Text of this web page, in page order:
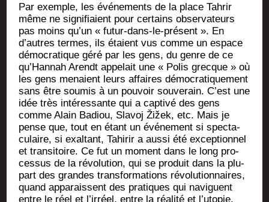
Par exemple, les évé­ne­ments de la place Tah­rir
même ne signi­fiaient pour cer­tains obser­va­teurs
pas moins qu’un « futur-dans-le-pré­sent ». En
d’autres termes, ils étaient vus comme un espace
démo­cra­tique géré par les gens, du genre de ce
qu’Hannah Arendt appe­lait une « Polis grecque » où
les gens menaient leurs affaires démo­cra­ti­que­ment
sans être sou­mis à un pou­voir sou­ve­rain. C’est une
idée très inté­res­sante qui a cap­ti­vé des gens
comme Alain Badiou, Sla­voj Žižek, etc. Mais je
pense que, tout en étant un évé­ne­ment si spec­ta­
cu­laire, si exal­tant, Tahi­rir a aus­si été excep­tion­nel
et tran­si­toire. Ce fut un moment dans le long pro­
ces­sus de la révo­lu­tion, qui se pro­duit dans la plu­
part des grandes trans­for­ma­tions révo­lu­tion­naires,
quand appa­raissent des pra­tiques qui naviguent
entre le réel et l’irréel, entre la réa­li­té et l’utopie.